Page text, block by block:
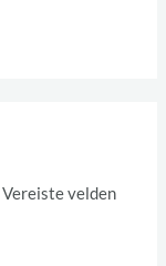
Vereiste velden